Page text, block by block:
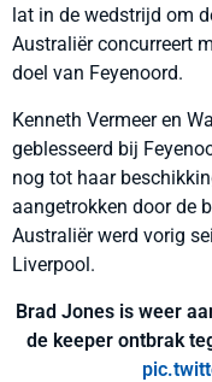
lat in de wedstrijd om
Australiër concurreert
doel van Feyenoord.
Kenneth Vermeer en
geblesseerd bij
nog tot haar
aangetrokken door de
Australiër werd vorig
Liverpool.
Brad Jones is weer
de keeper ontbrak